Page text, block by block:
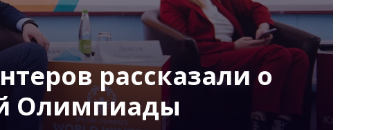
рассказали о
Олимпиады